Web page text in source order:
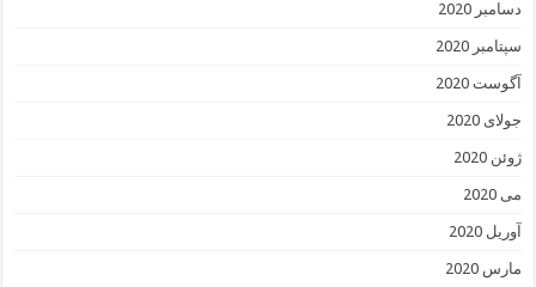
دسامبر 2020
سپتامبر 2020
آگوست 2020
جولای 2020
ژوئن 2020
می 2020
آوریل 2020
مارس 2020